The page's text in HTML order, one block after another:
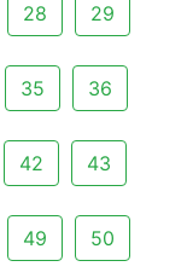
28 29
35 36
42 43
49 50